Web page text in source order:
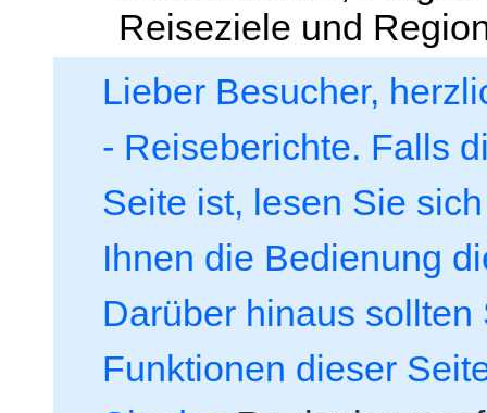
Reiseziele und
Lieber Besucher,
- Reiseberichte. Falls
Seite ist, lesen Sie
Ihnen die Bedienung
Darüber hinaus
Funktionen dieser